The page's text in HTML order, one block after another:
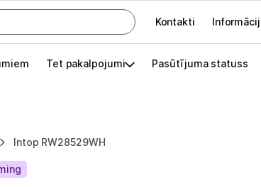
Galvenes
Kontakti
Tet pakalpojumi Pasūtījuma statuss
Intop RW28529WH
Pieslēgties